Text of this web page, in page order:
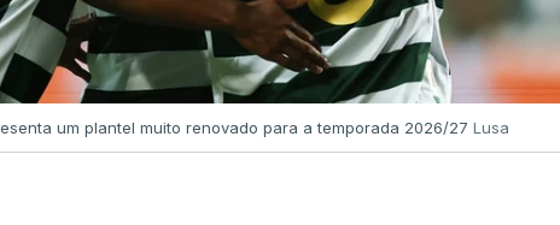
um plantel muito renovado para a temporada 2026/27 Lusa